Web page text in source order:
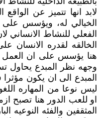
لابد انها تتميز عن
الخيالي له، ويؤسس
الفعلي للنشاط الانساني
الخالقه لقدره الانسان
هنا يؤسس على ان العمل
وجهه نظر المبدع يحاول
المبدع الى ان يكون
ليس نوعا من المهاره
او للعب الدور هنا تصبح
المثقفين والفئه النوعيه